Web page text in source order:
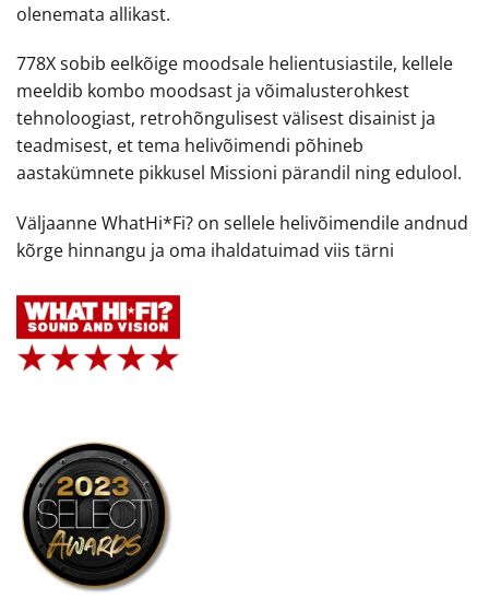
olenemata allikast.
778X sobib eelkõige moodsale helientusiastile, kellele
meeldib kombo moodsast ja võimalusterohkest
tehnoloogiast, retrohõngulisest välisest disainist ja
teadmisest, et tema helivõimendi põhineb
aastakümnete pikkusel Missioni pärandil ning edulool.
Väljaanne WhatHi*Fi? on sellele helivõimendile andnud
kõrge hinnangu ja oma ihaldatuimad viis tärni